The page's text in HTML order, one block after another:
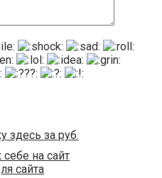
здесь за руб.
на сайт
сайта